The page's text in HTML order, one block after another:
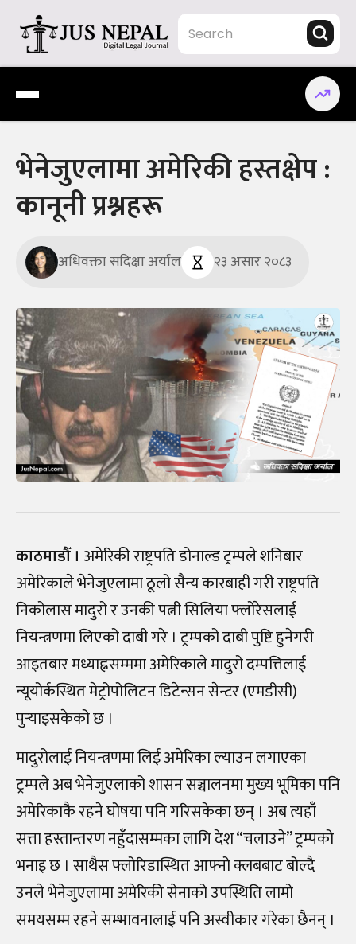
content
Jus Nepal | www.jusnepal.com
Digital Legal Journal
भेनेजुएलामा अमेरिकी हस्तक्षेप :
कानूनी प्रश्नहरू
अधिवक्ता सदिक्षा अर्याल २३ असार २०८३
काठमाडौँ । अमेरिकी राष्ट्रपति डोनाल्ड ट्रम्पले शनिबार
अमेरिकाले भेनेजुएलामा ठूलो सैन्य कारबाही गरी राष्ट्रपति
निकोलास मादुरो र उनकी पत्नी सिलिया फ्लोरेसलाई
नियन्त्रणमा लिएको दाबी गरे । ट्रम्पको दाबी पुष्टि हुनेगरी
आइतबार मध्याह्नसम्ममा अमेरिकाले मादुरो दम्पत्तिलाई
न्यूयोर्कस्थित मेट्रोपोलिटन डिटेन्सन सेन्टर (एमडीसी)
पुर्‍याइसकेको छ ।
मादुरोलाई नियन्त्रणमा लिई अमेरिका ल्याउन लगाएका
ट्रम्पले अब भेनेजुएलाको शासन सञ्चालनमा मुख्य भूमिका पनि
अमेरिकाकै रहने घोषया पनि गरिसकेका छन्‌ । अब त्यहाँ
सत्ता हस्तान्तरण नहुँदासम्मका लागि देश “चलाउने” ट्रम्पको
भनाइ छ । साथैस फ्लोरिडास्थित आफ्नो क्लबबाट बोल्दै
उनले भेनेजुएलामा अमेरिकी सेनाको उपस्थिति लामो
समयसम्म रहने सम्भावनालाई पनि अस्वीकार गरेका छैनन् ।